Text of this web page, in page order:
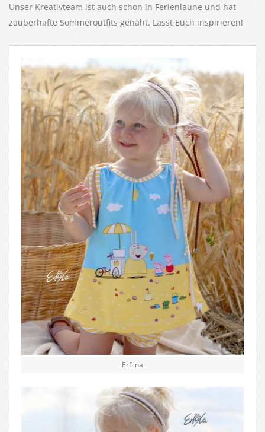
Unser Kreativteam ist auch schon in Ferienlaune und hat
zauberhafte Sommeroutfits genäht. Lasst Euch inspirieren!
Erflina